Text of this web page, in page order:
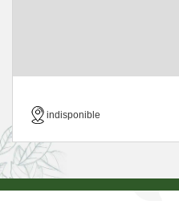
indisponible